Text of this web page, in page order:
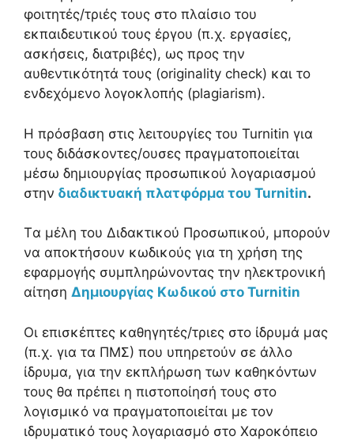
φοιτητές/τριές τους στο πλαίσιο του
εκπαιδευτικού τους έργου (π.χ. εργασίες,
ασκήσεις, διατριβές), ως προς την
αυθεντικότητά τους (originality check) και το
ενδεχόμενο λογοκλοπής (plagiarism).
Η πρόσβαση στις λειτουργίες του Turnitin για
τους διδάσκοντες/ουσες πραγματοποιείται
μέσω δημιουργίας προσωπικού λογαριασμού
στην διαδικτυακή πλατφόρμα του Turnitin.
Tα μέλη του Διδακτικού Προσωπικού, μπορούν
να αποκτήσουν κωδικούς για τη χρήση της
εφαρμογής συμπληρώνοντας την ηλεκτρονική
αίτηση Δημιουργίας Κωδικού στο Turnitin
Oι επισκέπτες καθηγητές/τριες στο ίδρυμά μας
(π.χ. για τα ΠΜΣ) που υπηρετούν σε άλλο
ίδρυμα, για την εκπλήρωση των καθηκόντων
τους θα πρέπει η πιστοποίησή τους στο
λογισμικό να πραγματοποιείται με τον
ιδρυματικό τους λογαριασμό στο Χαροκόπειο